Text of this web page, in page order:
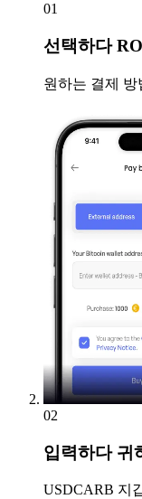
01
선택하다
원하는 결제
02
입력하다귀
USDCARB 지